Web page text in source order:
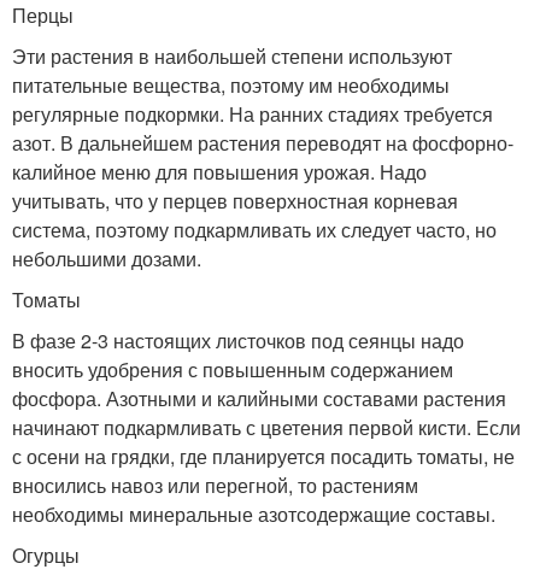
Перцы
Эти растения в наибольшей степени используют
питательные вещества, поэтому им необходимы
регулярные подкормки. На ранних стадиях требуется
азот. В дальнейшем растения переводят на фосфорно-
калийное меню для повышения урожая. Надо
учитывать, что у перцев поверхностная корневая
система, поэтому подкармливать их следует часто, но
небольшими дозами.
Томаты
В фазе 2-3 настоящих листочков под сеянцы надо
вносить удобрения с повышенным содержанием
фосфора. Азотными и калийными составами растения
начинают подкармливать с цветения первой кисти. Если
с осени на грядки, где планируется посадить томаты, не
вносились навоз или перегной, то растениям
необходимы минеральные азотсодержащие составы.
Огурцы